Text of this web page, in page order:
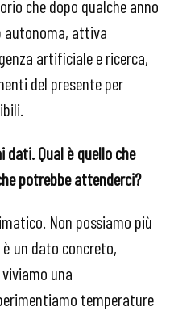
che dopo qualche anno
attiva
artificiale e ricerca,
del presente per
Qual è quello che
potrebbe attenderci?
Non possiamo più
un dato concreto,
una
temperature